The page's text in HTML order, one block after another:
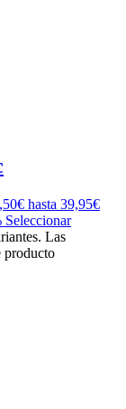
hasta 39,95€
Seleccionar
Las
producto